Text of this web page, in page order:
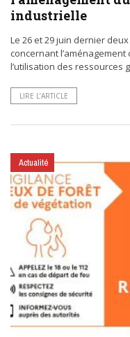
industrielle
Le 26 et 29 juin dernier
concernant
l’utilisation des ressources
LIRE L’ARTICLE
Actualité